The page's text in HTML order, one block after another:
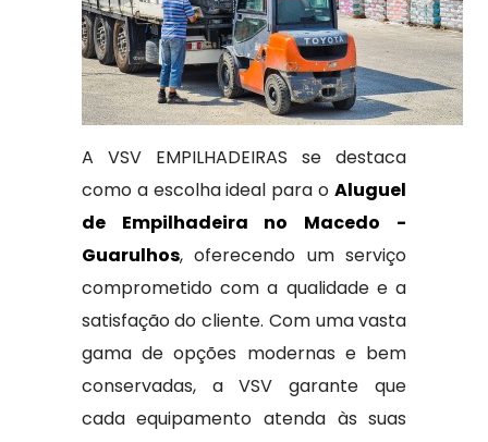
A VSV EMPILHADEIRAS se destaca
como a escolha ideal para oAluguel
de Empilhadeira no Macedo -
Guarulhos, oferecendo um serviço
comprometido com a qualidade e a
satisfação do cliente. Com uma vasta
gama de opções modernas e bem
conservadas, a VSV garante que
cada equipamento atenda às suas